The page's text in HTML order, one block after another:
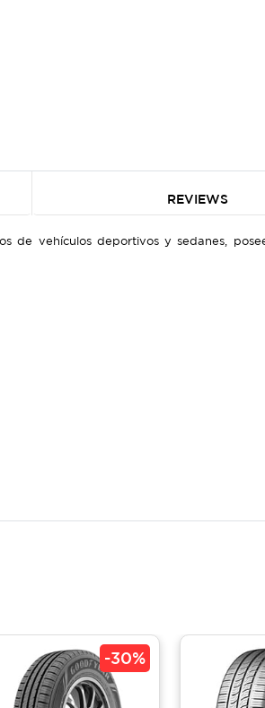
REVIEWS
de vehículos deportivos y sedanes,
-30%